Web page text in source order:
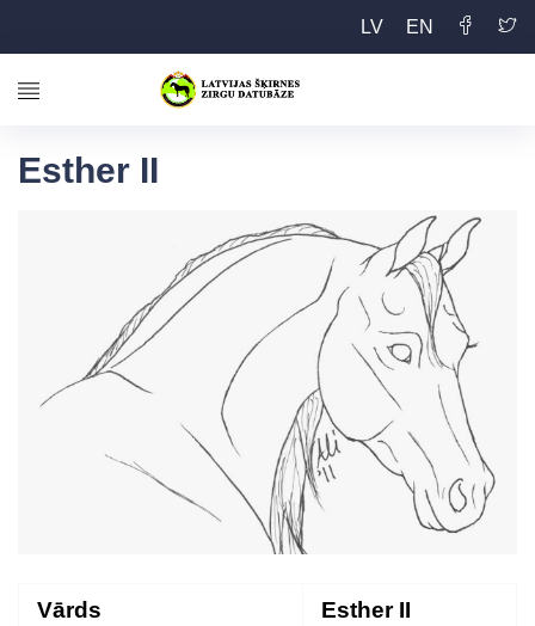
LV EN
Esther II
Vārds Esther II